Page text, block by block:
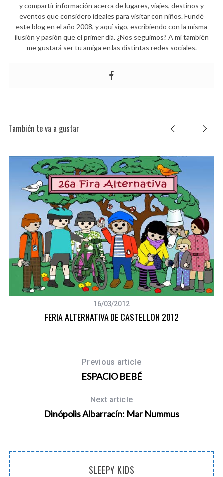
y compartir información acerca de lugares, viajes, destinos y
eventos que considero ideales para visitar con niños. Fundé
este blog en el año 2008, y aquí sigo, escribiendo con la misma
ilusión y pasión que el primer día. ¿Nos seguimos? A mí también
me gustará ser tu amiga en las distintas redes sociales.
También te va a gustar
16/03/2012
FERIA ALTERNATIVA DE CASTELLON 2012
Previous article
ESPACIO BEBÉ
Next article
Dinópolis Albarracín: Mar Nummus
SLEEPY KIDS